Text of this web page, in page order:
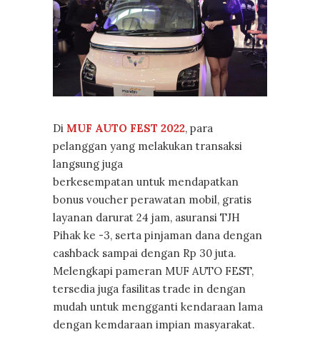
Di MUF AUTO FEST 2022, para
pelanggan yang melakukan transaksi
langsung juga
berkesempatan untuk mendapatkan
bonus voucher perawatan mobil, gratis
layanan darurat 24 jam, asuransi TJH
Pihak ke -3, serta pinjaman dana dengan
cashback sampai dengan Rp 30 juta.
Melengkapi pameran MUF AUTO FEST,
tersedia juga fasilitas trade in dengan
mudah untuk mengganti kendaraan lama
dengan kemdaraan impian masyarakat.